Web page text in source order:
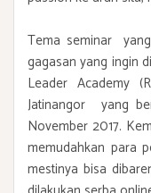
Tema seminar
gagasan yang ingin
Leader Academy
Jatinangor yang
November 2017.
memudahkan para
mestinya bisa